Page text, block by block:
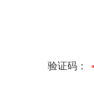
验证码：